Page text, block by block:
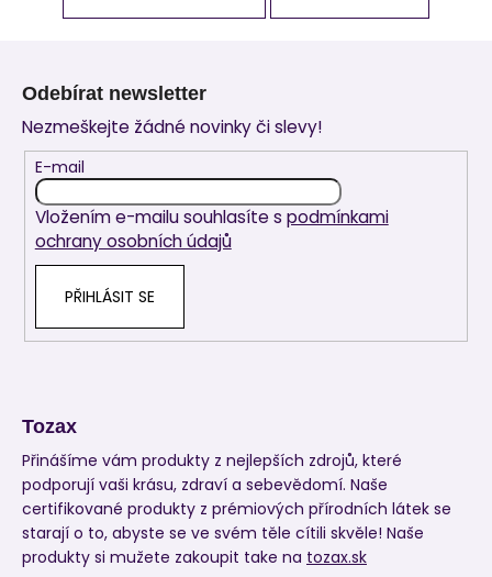
Odebírat newsletter
Nezmeškejte žádné novinky či slevy!
E-mail
Vložením e-mailu souhlasíte s podmínkami
ochrany osobních údajů
PŘIHLÁSIT SE
Tozax
Přinášíme vám produkty z nejlepších zdrojů, které
podporují vaši krásu, zdraví a sebevědomí. Naše
certifikované produkty z prémiových přírodních látek se
starají o to, abyste se ve svém těle cítili skvěle! Naše
produkty si mužete zakoupit take na tozax.sk